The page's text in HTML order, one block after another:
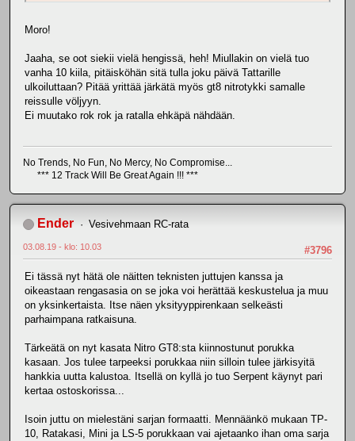
Moro!
Jaaha, se oot siekii vielä hengissä, heh! Miullakin on vielä tuo
vanha 10 kiila, pitäisköhän sitä tulla joku päivä Tattarille
ulkoiluttaan? Pitää yrittää järkätä myös gt8 nitrotykki samalle
reissulle völjyyn.
Ei muutako rok rok ja ratalla ehkäpä nähdään.
No Trends, No Fun, No Mercy, No Compromise...
*** 12 Track Will Be Great Again !!! ***
Ender Vesivehmaan RC-rata
#3796
03.08.19 - klo: 10.03
Ei tässä nyt hätä ole näitten teknisten juttujen kanssa ja
oikeastaan rengasasia on se joka voi herättää keskustelua ja muu
on yksinkertaista. Itse näen yksityyppirenkaan selkeästi
parhaimpana ratkaisuna.
Tärkeätä on nyt kasata Nitro GT8:sta kiinnostunut porukka
kasaan. Jos tulee tarpeeksi porukkaa niin silloin tulee järkisyitä
hankkia uutta kalustoa. Itsellä on kyllä jo tuo Serpent käynyt pari
kertaa ostoskorissa...
Isoin juttu on mielestäni sarjan formaatti. Mennäänkö mukaan TP-
10, Ratakasi, Mini ja LS-5 porukkaan vai ajetaanko ihan oma sarja